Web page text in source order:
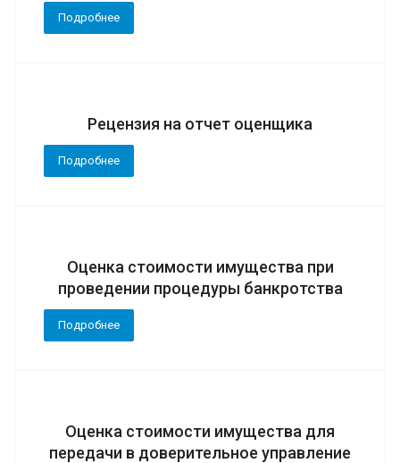
Подробнее
Рецензия на отчет оценщика
Подробнее
Оценка стоимости имущества при
проведении процедуры банкротства
Подробнее
Оценка стоимости имущества для
передачи в доверительное управление